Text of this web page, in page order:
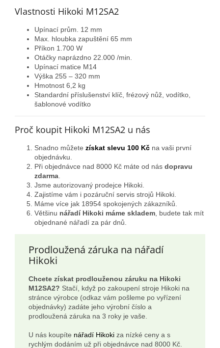
Vlastnosti Hikoki M12SA2
Upínací prům. 12 mm
Max. hloubka zapuštění 65 mm
Příkon 1.700 W
Otáčky naprázdno 22.000 /min.
Upínací matice M14
Výška 255 – 320 mm
Hmotnost 6,2 kg
Standardní příslušenství klíč, frézový nůž, vodítko,
šablonové vodítko
Proč koupit Hikoki M12SA2 u nás
Snadno můžete získat slevu 100 Kč na vaši první
objednávku.
Při objednávce nad 8000 Kč máte od nás dopravu
zdarma
Jsme autorizovaný prodejce Hikoki.
Zajistíme vám i pozáruční servis strojů Hikoki.
Máme více jak 18954 spokojených zákazníků.
Většinu nářadí Hikoki máme skladem , budete tak mít
objednané nářadí za pár dnů.
Prodloužená záruka na nářadí
Hikoki
Chcete získat prodlouženou záruku na Hikoki
M12SA2? Stačí, když po zakoupení stroje Hikoki na
stránce výrobce (odkaz vám pošleme po vyřízení
objednávky) zadáte jeho výrobní číslo a
prodloužená záruka na 3 roky je vaše.
U nás koupíte nářadí Hikoki za nízké ceny a s
rychlým dodáním už při objednávce nad 8000 Kč.